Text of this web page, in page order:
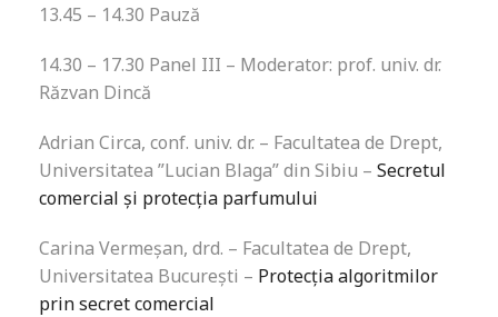
13.45 – 14.30 Pauză
14.30 – 17.30 Panel III – Moderator: prof. univ. dr.
Răzvan Dincă
Adrian Circa, conf. univ. dr. – Facultatea de Drept,
Universitatea ”Lucian Blaga” din Sibiu – Secretul
comercial și protecția parfumului
Carina Vermeșan, drd. – Facultatea de Drept,
Universitatea București – Protecția algoritmilor
prin secret comercial